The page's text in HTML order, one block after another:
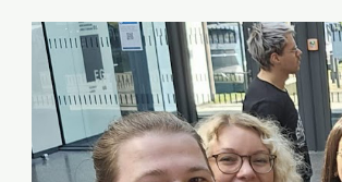
Fachleute
aus
Wissenschaft
und
Praxis
zusammen